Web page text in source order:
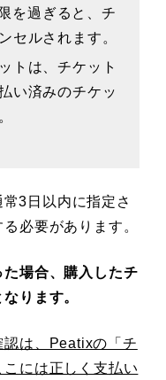
を過ぎると、チ
セルされます。
トは、チケット
い済みのチケッ
3日以内に指定さ
必要があります。
場合、購入したチ
ります。
認は、Peatixの「チ
には正しく支払い